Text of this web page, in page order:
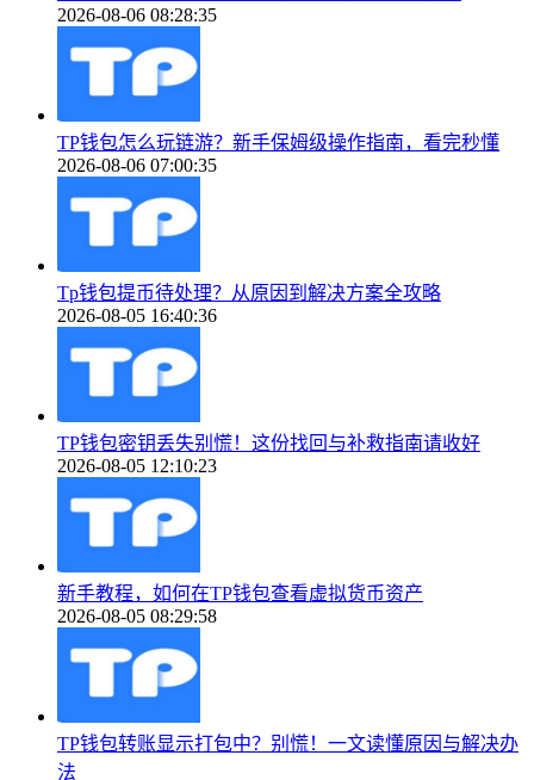
2026-08-06 08:28:35
TP钱包怎么玩链游？新手保姆级操作指南，看完秒懂
2026-08-06 07:00:35
Tp钱包提币待处理？从原因到解决方案全攻略
2026-08-05 16:40:36
TP钱包密钥丢失别慌！这份找回与补救指南请收好
2026-08-05 12:10:23
新手教程，如何在TP钱包查看虚拟货币资产
2026-08-05 08:29:58
TP钱包转账显示打包中？别慌！一文读懂原因与解决办
法